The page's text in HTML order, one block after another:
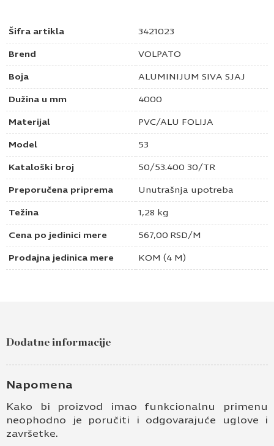
Šifra artikla 3421023
Brend VOLPATO
Boja ALUMINIJUM SIVA SJAJ
Dužina u mm 4000
Materijal PVC/ALU FOLIJA
Model 53
Kataloški broj 50/53.400 30/TR
Preporučena priprema Unutrašnja upotreba
Težina 1,28 kg
Cena po jedinici mere 567,00 RSD/M
Prodajna jedinica mere KOM (4 M)
Dodatne informacije
Napomena
Kako bi proizvod imao funkcionalnu primenu
neophodno je poručiti i odgovarajuće uglove i
završetke.